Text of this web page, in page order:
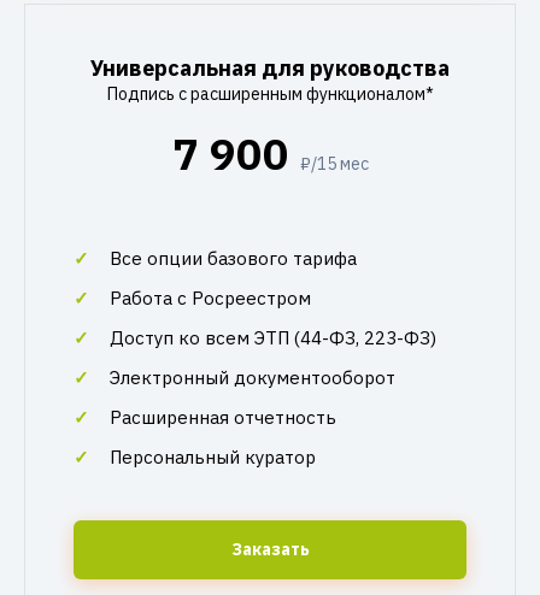
Универсальная для руководства
Подпись с расширенным функционалом*
7 900 ₽/15 мес
Все опции базового тарифа
Работа с Росреестром
Доступ ко всем ЭТП (44-ФЗ, 223-ФЗ)
Электронный документооборот
Расширенная отчетность
Персональный куратор
Заказать